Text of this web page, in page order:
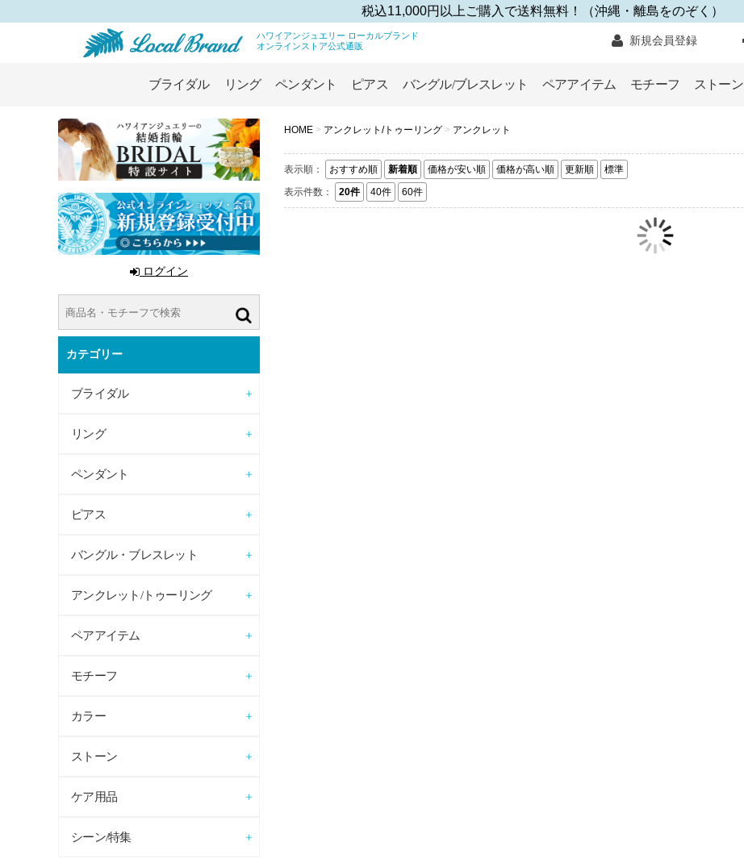
税込11,000円以上ご購入で送料無料！（沖縄・離島をのぞく）
ハワイアンジュエリー ローカルブランド
オンラインストア公式通販
新規会員登録
ブライダル リング ペンダント ピアス バングル/ブレスレット ペアアイテム モチーフ ストーン
HOME > アンクレット/トゥーリング > アンクレット
表示順： おすすめ順 新着順 価格が安い順 価格が高い順 更新順
標準
表示件数：
20件 40件 60件
ログイン
カテゴリー
ブライダル
リング
ペンダント
ピアス
バングル・ブレスレット
アンクレット/トゥーリング
ペアアイテム
モチーフ
カラー
ストーン
ケア用品
シーン/特集